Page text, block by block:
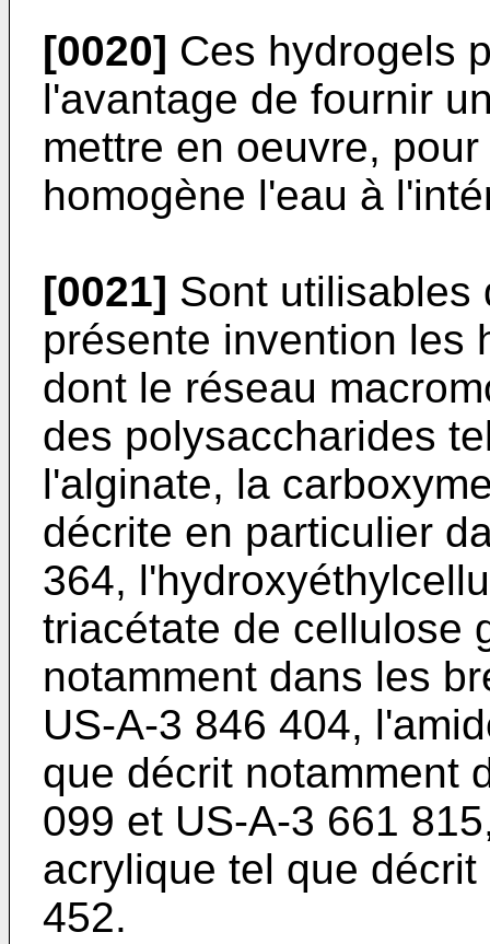
[0020] Ces hydrogels
l'avantage de fournir
mettre en oeuvre,
homogène l'eau à
[0021] Sont utilisables
présente invention les
dont le réseau
des polysaccharides
l'alginate, la
décrite en particulier
364,
triacétate de cellulose
notamment dans les
US-A-3 846 404,
que décrit notamment
099 et US-A-3 661
acrylique tel que
452.